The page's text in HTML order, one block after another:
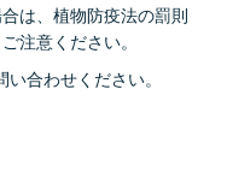
は、植物防疫法の罰則
注意ください。
い合わせください。